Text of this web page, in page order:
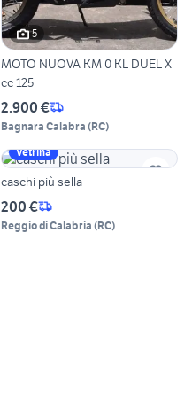
5
MOTO NUOVA KM 0 KL DUEL X
cc 125
2.900 €
Bagnara Calabra (RC)
Vetrina
caschi più sella
200 €
Reggio di Calabria (RC)